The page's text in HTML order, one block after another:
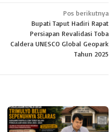
Pos berikutnya
Bupati Taput Hadiri Rapat
Persiapan Revalidasi Toba
Caldera UNESCO Global Geopark
Tahun 2025